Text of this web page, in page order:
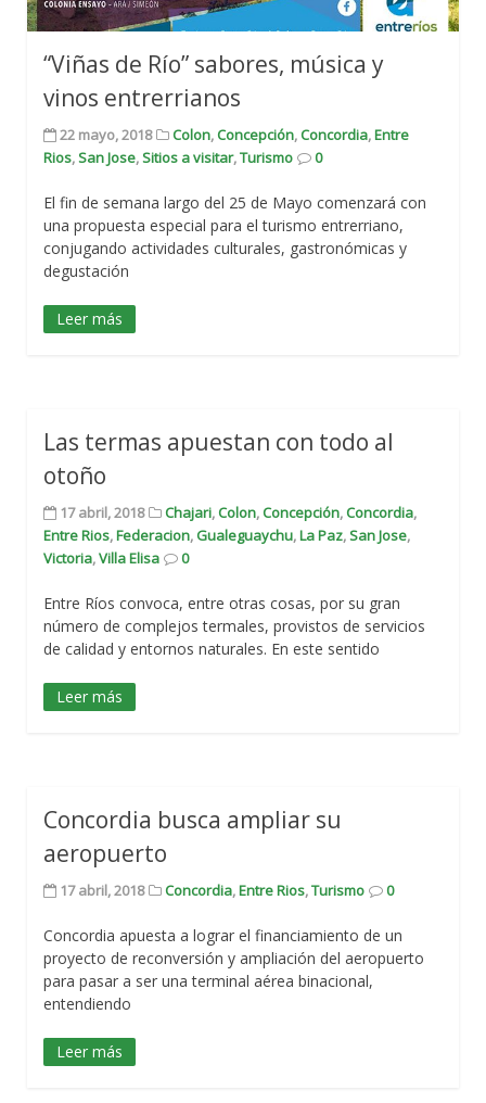
“Viñas de Río” sabores, música y
vinos entrerrianos
22 mayo, 2018 Colon,Concepción,Concordia,Entre
Rios,San Jose,Sitios a visitar,Turismo 0
El fin de semana largo del 25 de Mayo comenzará con
una propuesta especial para el turismo entrerriano,
conjugando actividades culturales, gastronómicas y
degustación
Leer más
Las termas apuestan con todo al
otoño
17 abril, 2018 Chajari,Colon,Concepción,Concordia,
Entre Rios,Federacion, Gualeguaychu,La Paz,San Jose,
Victoria,Villa Elisa 0
Entre Ríos convoca, entre otras cosas, por su gran
número de complejos termales, provistos de servicios
de calidad y entornos naturales. En este sentido
Leer más
Concordia busca ampliar su
aeropuerto
17 abril, 2018 Concordia,Entre Rios,Turismo 0
Concordia apuesta a lograr el financiamiento de un
proyecto de reconversión y ampliación del aeropuerto
para pasar a ser una terminal aérea binacional,
entendiendo
Leer más